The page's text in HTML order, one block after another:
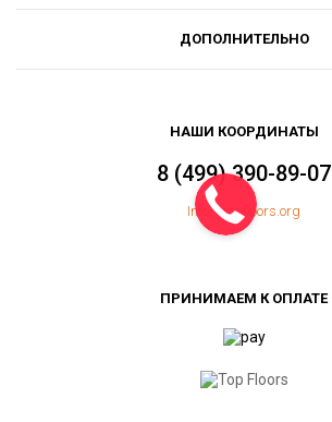
ДОПОЛНИТЕЛЬНО
НАШИ КООРДИНАТЫ
8 (499) 390-89-07
Info@topfloors.org
ПРИНИМАЕМ К ОПЛАТЕ